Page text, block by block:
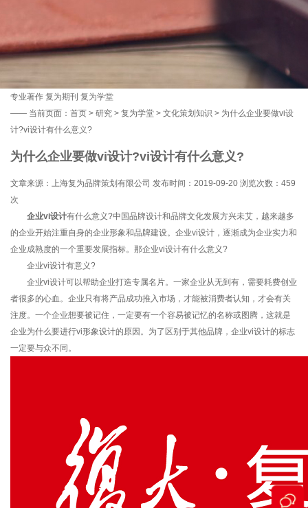
专业著作 复为期刊 复为学堂
—— 当前页面： 首页 > 研究 > 复为学堂 > 文化策划知识 > 为什么企业要做vi设
计?vi设计有什么意义?
为什么企业要做vi设计?vi设计有什么意义?
文章来源：上海复为品牌策划有限公司 发布时间：2019-09-20 浏览次数： 459
次
企业vi设计有什么意义?中国品牌设计和品牌文化发展方兴未艾，越来越多
的企业开始注重自身的企业形象和品牌建设。企业vi设计，逐渐成为企业实力和
企业成熟度的一个重要发展指标。那企业vi设计有什么意义?
企业vi设计有意义?
企业vi设计可以帮助企业打造专属名片。一家企业从无到有，需要耗费创业
者很多的心血。企业只有将产品成功推入市场，才能被消费者认知，才会有关
注度。一个企业想要被记住，一定要有一个容易被记忆的名称或图腾，这就是
企业为什么要进行vi形象设计的原因。为了区别于其他品牌，企业vi设计的标志
一定要与众不同。